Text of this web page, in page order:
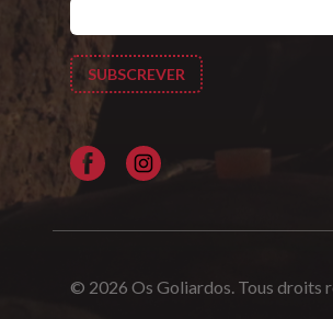
Facebook
© 2026 Os Goliardos. Tous droits